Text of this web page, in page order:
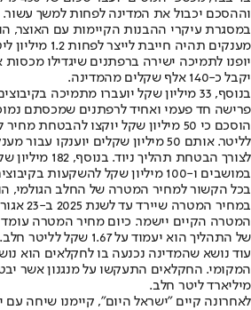
וההסכם יכבול את המדינה לפחות למשך עשור.
במסגרת עיקרי ההבנות הקיימות עם האוצר,
יופנו לתמיכה ישירה ברפתנים שיגדילו מכסות
יקבל כ-140 אלף שקלים מהמדינה.
בנוסף, 33 מיליון שקל יועברו מתמיכה
לליטר. אותם 50 מיליון שקלים יוענקו
לצורך הבטחת
במושבים ו-100 מיליון שקל להשקעות בקיבוצים.
בכל הקשור למחיר המטרה של החלב הגולמי,
במחיר
של התהליך הוא יעמוד על 1.67 שקל לליטר חלב.
עוד נושא שהמדינה נכנעה בו לחקלאים הוא
מיליארד ליטר חלב.
לאחרונה קיים "ישראל היום", קיימנו שיחה עם